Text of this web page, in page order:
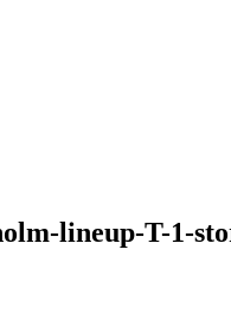
lineup-T-1-